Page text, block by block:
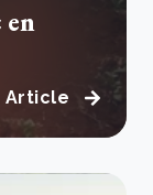
Article